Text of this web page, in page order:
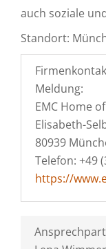
auch soziale
Standort:
Meldung:
EMC Home
Elisabeth-
80939
Telefon: +49
https://